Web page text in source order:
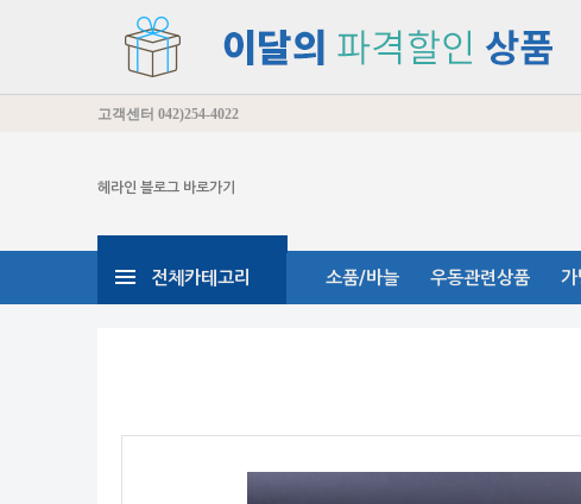
고객센터 042)254-4022
헤라인 블로그 바로가기
전체카테고리 소품/바늘 우동관련상품 가